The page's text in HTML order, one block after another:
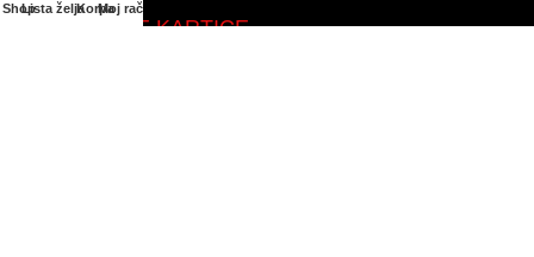
PRIHVAĆENE KARTICE
ShopLista željaKorpaMoj račun